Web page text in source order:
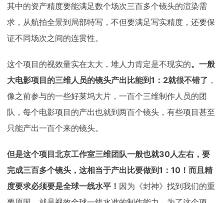
其中的资产精度要能满足数个场次三百多个镜头的渲染需
求，从航拍全景到局部特写，不但要满足写实精度，还要保
证不同场次之间的连贯性。
这个项目的视效量实在太大，堆人力肯定是不现实的。一般
大电影项目的三维人员的镜头产出比能到1：2就很不错了 ，
像之前参与的一些好莱坞大片，一百个三维制作人员的团
队，每个电影项目的产出也就到两百个镜头，有些项目甚至
只能产出一百个来的镜头。
但是这个项目北京工作室三维团队一般也就30人左右，要
完成三百多个镜头，这相当于产出比要做到1：10！ 而且精
度要求必须要是全球一线水平！ 因为《封神》找到我们的重